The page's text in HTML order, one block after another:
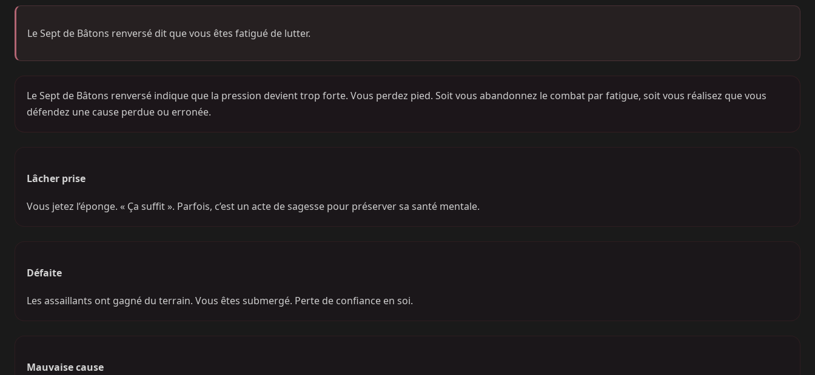
Le Sept de Bâtons renversé dit que vous êtes fatigué de lutter.
Le Sept de Bâtons renversé indique que la pression devient trop forte. Vous perdez pied. Soit vous abandonnez le combat par fatigue, soit vous réalisez que vous
défendez une cause perdue ou erronée.
Lâcher prise
Vous jetez l’éponge. « Ça suffit ». Parfois, c’est un acte de sagesse pour préserver sa santé mentale.
Défaite
Les assaillants ont gagné du terrain. Vous êtes submergé. Perte de confiance en soi.
Mauvaise cause